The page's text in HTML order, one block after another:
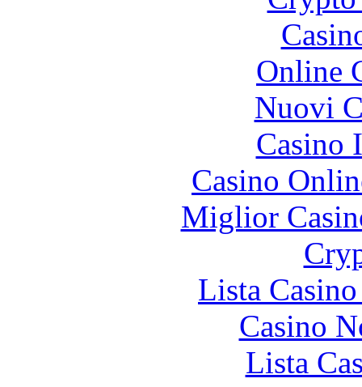
Online
Nuovi
Casino
Casino
Miglior
Lista
Casino
Lista